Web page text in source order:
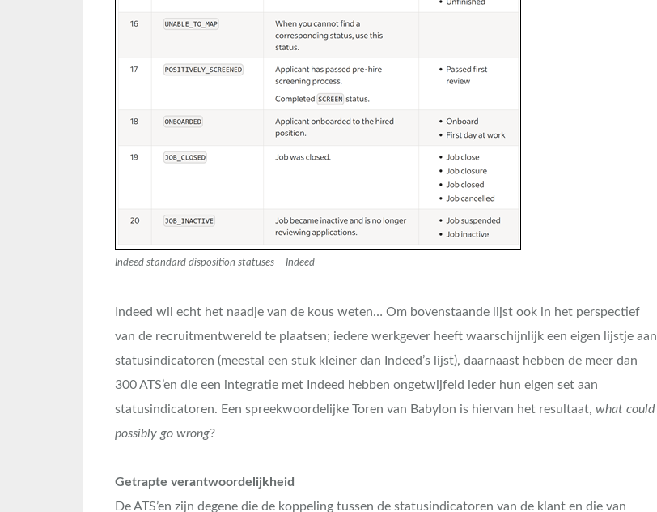
Indeed standard disposition statuses – Indeed
Indeed wil echt het naadje van de kous weten… Om bovenstaande lijst ook in het perspectief
van de recruitmentwereld te plaatsen; iedere werkgever heeft waarschijnlijk een eigen lijstje aan
statusindicatoren (meestal een stuk kleiner dan Indeed’s lijst), daarnaast hebben de meer dan
300 ATS’en die een integratie met Indeed hebben ongetwijfeld ieder hun eigen set aan
statusindicatoren. Een spreekwoordelijke Toren van Babylon is hiervan het resultaat, what could
possibly go wrong?
Getrapte verantwoordelijkheid
De ATS’en zijn degene die de koppeling tussen de statusindicatoren van de klant en die van